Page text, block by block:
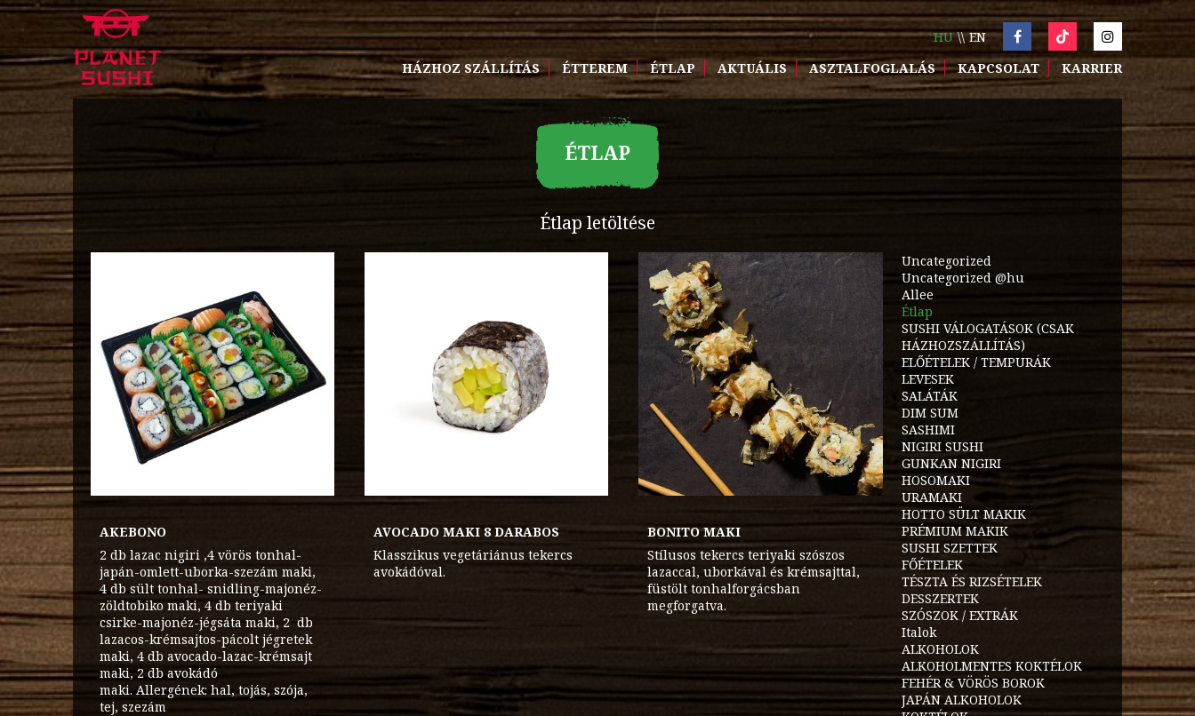
HU
EN
HÁZHOZ SZÁLLÍTÁS
ÉTTEREM ÉTLAP AKTUÁLIS ASZTALFOGLALÁS KAPCSOLAT KARRIER
ÉTLAP
Étlap letöltése
AKEBONO
2 db lazac nigiri ,4 vörös tonhal-
japán-omlett-uborka-szezám maki,
4 db sült tonhal- snidling-majonéz-
zöldtobiko maki, 4 db teriyaki
csirke-majonéz-jégsáta maki, 2 db
lazacos-krémsajtos-pácolt jégretek
maki, 4 db avocado-lazac-krémsajt
maki, 2 db avokádó
maki. Allergének: hal, tojás, szója,
tej, szezám
AVOCADO MAKI 8 DARABOS
Klasszikus vegetáriánus tekercs
avokádóval.
BONITO MAKI
Stílusos tekercs teriyaki szószos
lazaccal, uborkával és krémsajttal,
füstölt tonhalforgácsban
megforgatva.
Uncategorized
Uncategorized @hu
Allee
Étlap
SUSHI VÁLOGATÁSOK (CSAK
HÁZHOZSZÁLLÍTÁS)
ELŐÉTELEK / TEMPURÁK
LEVESEK
SALÁTÁK
DIM SUM
SASHIMI
NIGIRI SUSHI
GUNKAN NIGIRI
HOSOMAKI
URAMAKI
HOTTO SÜLT MAKIK
PRÉMIUM MAKIK
SUSHI SZETTEK
FŐÉTELEK
TÉSZTA ÉS RIZSÉTELEK
DESSZERTEK
SZÓSZOK / EXTRÁK
Italok
ALKOHOLOK
ALKOHOLMENTES KOKTÉLOK
FEHÉR & VÖRÖS BOROK
JAPÁN ALKOHOLOK